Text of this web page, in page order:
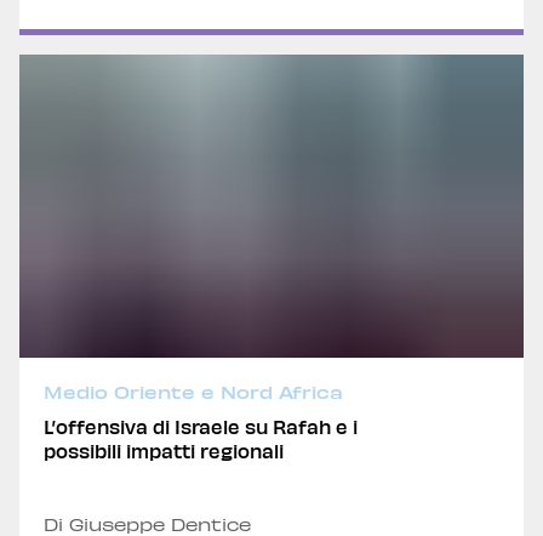
Medio Oriente e Nord Africa
L’offensiva di Israele su Rafah e i
possibili impatti regionali
Di Giuseppe Dentice